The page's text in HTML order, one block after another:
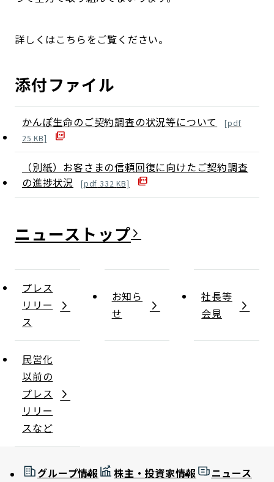
詳しくはこちらをご覧ください。
添付ファイル
かんぽ生命のご契約調査の状況等について [pdf
25 KB]
（別紙）お客さまの信頼回復に向けたご契約調査
の進捗状況
[pdf 332 KB]
ニュース
プレス
リリー
ス
お知ら
せ
社長等
会見
民営化
以前の
プレス
リリー
スなど
グループ情報 株主・投資家情報 ニュース